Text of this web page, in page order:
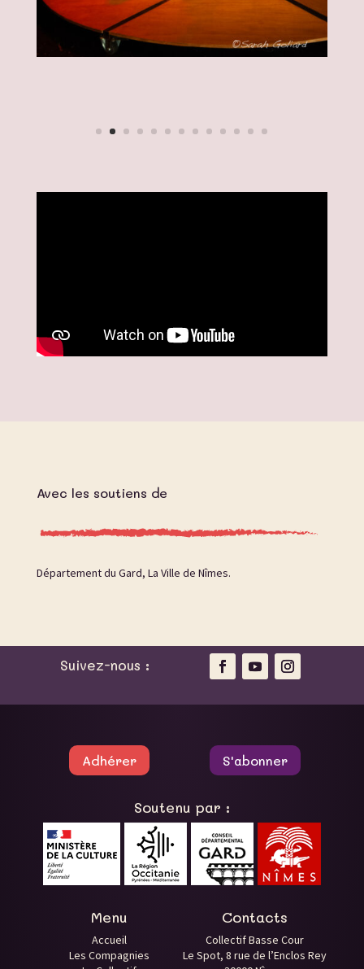
Avec les soutiens de
Département du Gard, La Ville de Nîmes.
Suivez-nous :
Adhérer S'abonner
Soutenu par :
Menu
Accueil
Les Compagnies
Contacts
Collectif Basse Cour
Le Spot, 8 rue de l’Enclos Rey